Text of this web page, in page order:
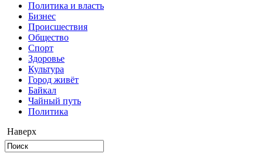
Политика и власть
Бизнес
Происшествия
Общество
Cпорт
Здоровье
Культура
Город живёт
Байкал
Чайный путь
Политика
Наверх